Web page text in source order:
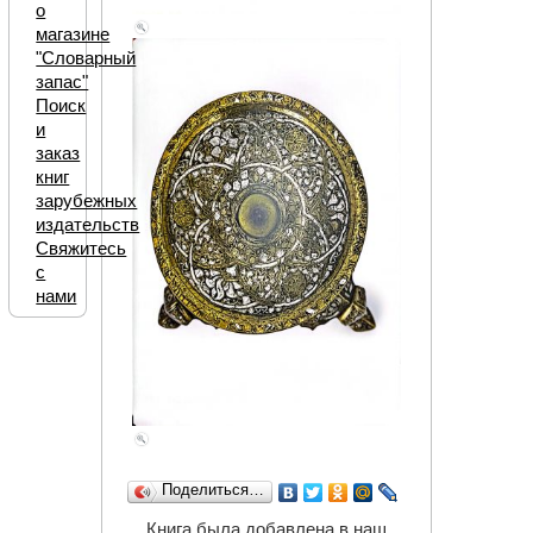
Поделиться…
о
магазине
"Словарный
запас"
Поиск
и
заказ
книг
зарубежных
издательств
Свяжитесь
с
нами